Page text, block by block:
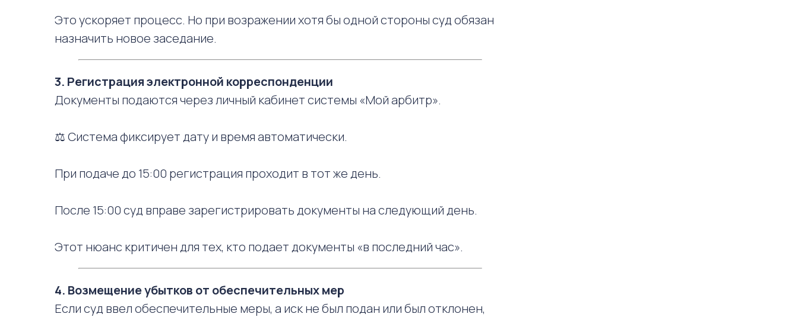
Это ускоряет процесс. Но при возражении хотя бы одной стороны суд обязан
назначить новое заседание.
3. Регистрация электронной корреспонденции
Документы подаются через личный кабинет системы «Мой арбитр».
⚖️ Система фиксирует дату и время автоматически.
При подаче до 15:00 регистрация проходит в тот же день.
После 15:00 суд вправе зарегистрировать документы на следующий день.
Этот нюанс критичен для тех, кто подает документы «в последний час».
4. Возмещение убытков от обеспечительных мер
Если суд ввел обеспечительные меры, а иск не был подан или был отклонен,